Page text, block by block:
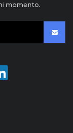
momento.